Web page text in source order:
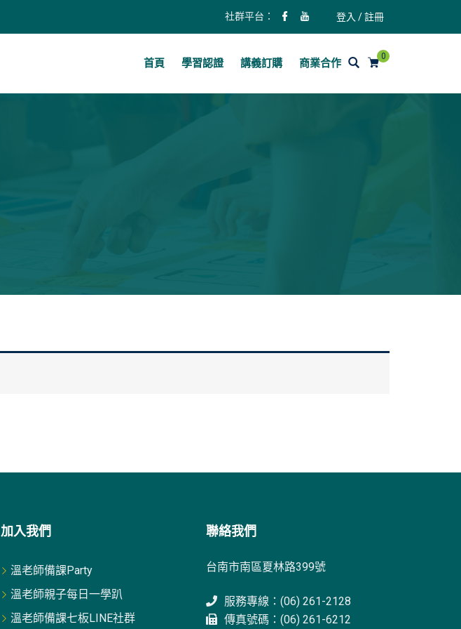
登入 / 註冊
社群平台：
0
首頁 學習認證 講義訂購 商業合作
加入我們
溫老師備課Party
溫老師親子每日一學趴
溫老師備課七板LINE社群
聯絡我們
台南市南區夏林路399號
服務專線：(06) 261-2128
傳真號碼：(06) 261-6212